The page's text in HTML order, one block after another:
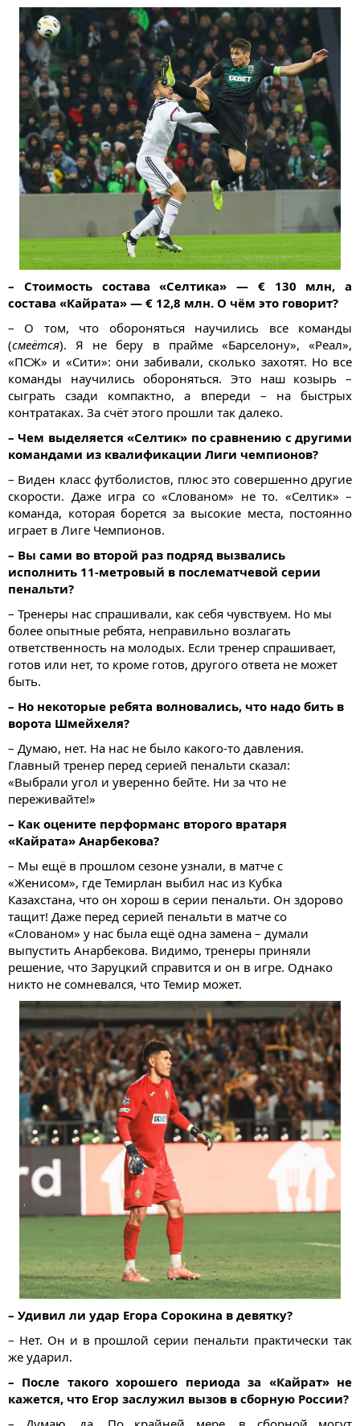
– Стоимость состава «Селтика» — € 130 млн, а
состава «Кайрата» — € 12,8 млн. О чём это говорит?
– О том, что обороняться научились все команды
(смеётся). Я не беру в прайме «Барселону», «Реал»,
«ПСЖ» и «Сити»: они забивали, сколько захотят. Но все
команды научились обороняться. Это наш козырь –
сыграть сзади компактно, а впереди – на быстрых
контратаках. За счёт этого прошли так далеко.
– Чем выделяется «Селтик» по сравнению с другими
командами из квалификации Лиги чемпионов?
– Виден класс футболистов, плюс это совершенно другие
скорости. Даже игра со «Слованом» не то. «Селтик» –
команда, которая борется за высокие места, постоянно
играет в Лиге Чемпионов.
– Вы сами во второй раз подряд вызвались
исполнить 11-метровый в послематчевой серии
пенальти?
– Тренеры нас спрашивали, как себя чувствуем. Но мы
более опытные ребята, неправильно возлагать
ответственность на молодых. Если тренер спрашивает,
готов или нет, то кроме готов, другого ответа не может
быть.
– Но некоторые ребята волновались, что надо бить в
ворота Шмейхеля?
– Думаю, нет. На нас не было какого-то давления.
Главный тренер перед серией пенальти сказал:
«Выбрали угол и уверенно бейте. Ни за что не
переживайте!»
– Как оцените перформанс второго вратаря
«Кайрата» Анарбекова?
– Мы ещё в прошлом сезоне узнали, в матче с
«Женисом», где Темирлан выбил нас из Кубка
Казахстана, что он хорош в серии пенальти. Он здорово
тащит! Даже перед серией пенальти в матче со
«Слованом» у нас была ещё одна замена – думали
выпустить Анарбекова. Видимо, тренеры приняли
решение, что Заруцкий справится и он в игре. Однако
никто не сомневался, что Темир может.
– Удивил ли удар Егора Сорокина в девятку?
– Нет. Он и в прошлой серии пенальти практически так
же ударил.
– После такого хорошего периода за «Кайрат» не
кажется, что Егор заслужил вызов в сборную России?